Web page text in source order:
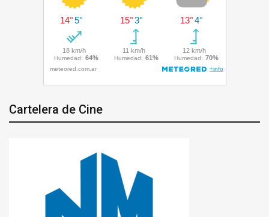
Cartelera de Cine